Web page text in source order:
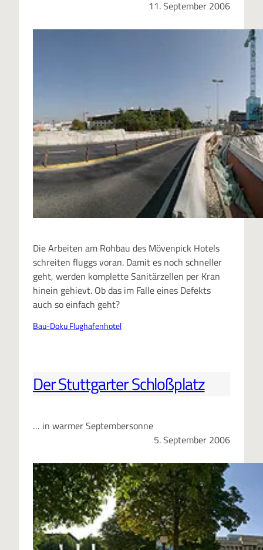
11. September 2006
Die Arbeiten am Rohbau des Mövenpick Hotels
schreiten fluggs voran. Damit es noch schneller
geht, werden komplette Sanitärzellen per Kran
hinein gehievt. Ob das im Falle eines Defekts
auch so einfach geht?
Bau-Doku Flughafenhotel
Der Stuttgarter Schloßplatz
… in warmer Septembersonne
5. September 2006